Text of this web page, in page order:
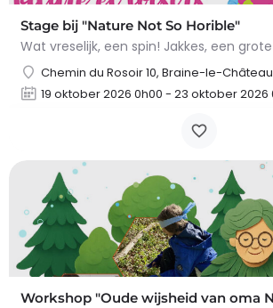
Stage bij "Nature Not So Horible"
Chemin du Rosoir 10, Braine-le-Château
19 oktober 2026 0h00 - 23 oktober 2026
Workshop "Oude wijsheid van oma